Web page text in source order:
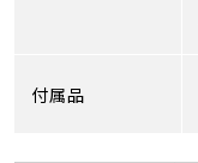
付属品